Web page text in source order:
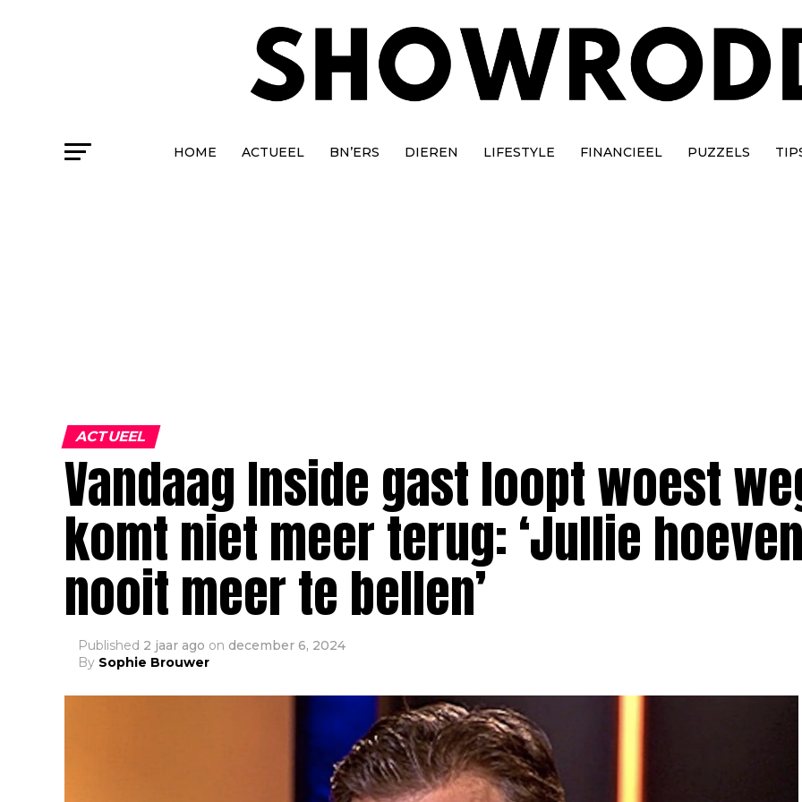
HOME ACTUEEL BN’ERS DIEREN LIFESTYLE FINANCIEEL PUZZELS
ACTUEEL
Vandaag Inside gast loopt woest
komt niet meer terug: ‘Jullie
nooit meer te bellen’
Published 2 jaar ago on december 6, 2024
By Sophie Brouwer